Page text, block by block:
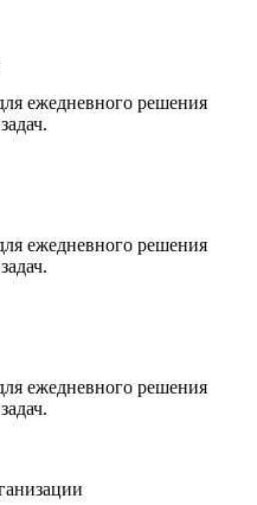
ежедневного решения
ежедневного решения
ежедневного решения